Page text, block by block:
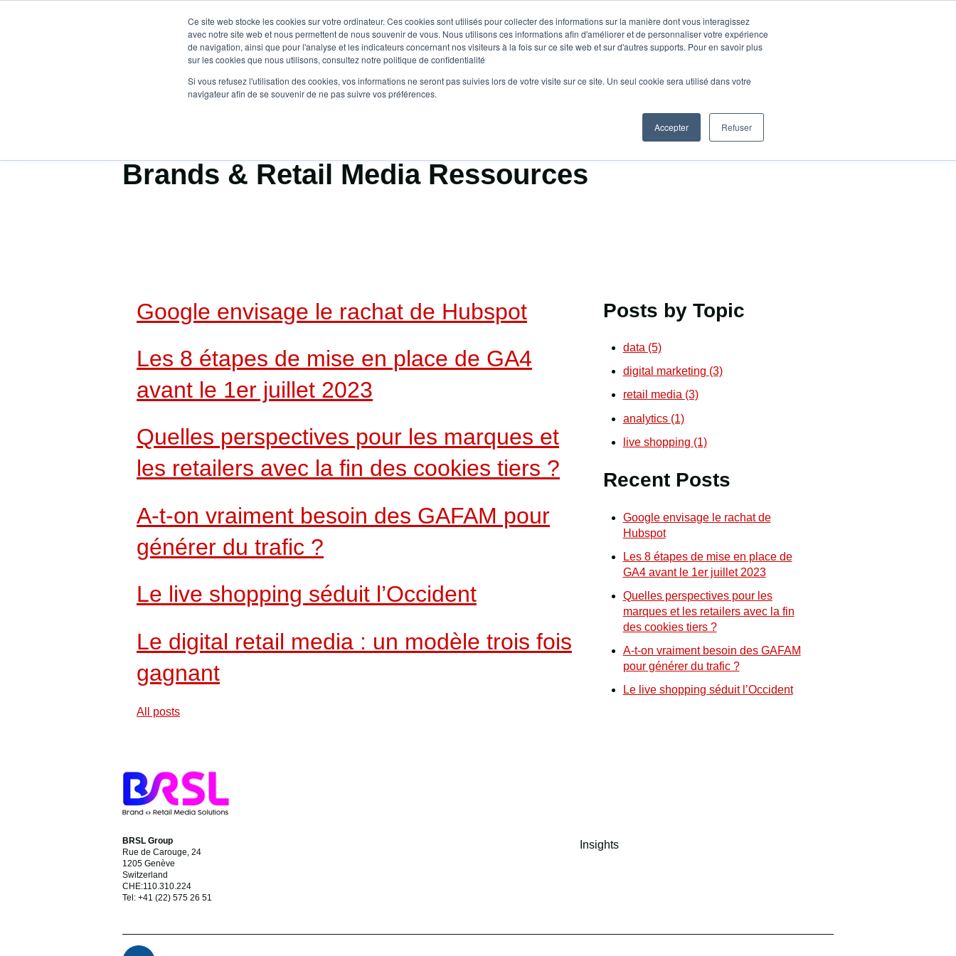
Ce site web stocke les cookies sur votre ordinateur. Ces cookies sont utilisés pour collecter des informations sur la manière dont vous interagissez
avec notre site web et nous permettent de nous souvenir de vous. Nous utilisons ces informations afin d'améliorer et de personnaliser votre expérience
de navigation, ainsi que pour l'analyse et les indicateurs concernant nos visiteurs à la fois sur ce site web et sur d'autres supports. Pour en savoir plus
sur les cookies que nous utilisons, consultez notre politique de confidentialité
Si vous refusez l'utilisation des cookies, vos informations ne seront pas suivies lors de votre visite sur ce site. Un seul cookie sera utilisé dans votre
navigateur afin de se souvenir de ne pas suivre vos préférences.
Accepter Refuser
Contactez nous
Brands & Retail Media Ressources
Google envisage le rachat de Hubspot
Les 8 étapes de mise en place de GA4
avant le 1er juillet 2023
Quelles perspectives pour les marques et
les retailers avec la fin des cookies tiers ?
A-t-on vraiment besoin des GAFAM pour
générer du trafic ?
Le live shopping séduit l’Occident
Le digital retail media : un modèle trois fois
gagnant
All posts
Posts by Topic
data (5)
digital marketing (3)
retail media (3)
analytics (1)
live shopping (1)
Recent Posts
Google envisage le rachat de
Hubspot
Les 8 étapes de mise en place de
GA4 avant le 1er juillet 2023
Quelles perspectives pour les
marques et les retailers avec la fin
des cookies tiers ?
A-t-on vraiment besoin des GAFAM
pour générer du trafic ?
Le live shopping séduit l’Occident
BRSL Group
Rue de Carouge, 24
1205 Genève
Switzerland
CHE:110.310.224
Tel: +41 (22) 575 26 51
Insights